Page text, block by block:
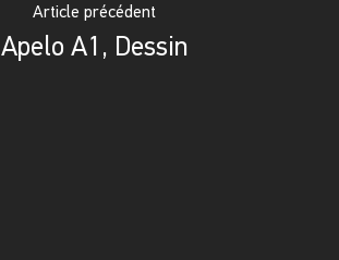
Article précédent
Apelo A1, Dessin